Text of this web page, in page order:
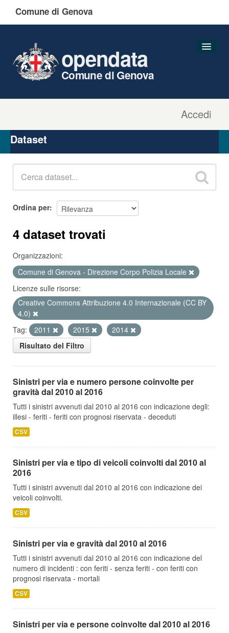
Comune di Genova
Accedi
opendata
Comune di Genova
Organizzazioni
Gruppi
Dataset
Ordina per
4 dataset trovati
Organizzazioni:
Comune di Genova - Direzione Corpo Polizia Locale
Licenze sulle risorse:
Creative Commons Attribuzione 4.0 Internazionale (CC BY
4.0)
Tag:
2011 2015
2014
Risultato del Filtro
Sinistri per via e numero persone coinvolte per
gravità dal 2010 al 2016
Tutti i sinistri avvenuti dal 2010 al 2016 con indicazione degli:
illesi - feriti - feriti con prognosi riservata - deceduti
CSV
Sinistri per via e tipo di veicoli coinvolti dal 2010 al
2016
Tutti i sinistri avvenuti dal 2010 al 2016 con indicazione dei
veicoli coinvolti.
CSV
Sinistri per via e gravità dal 2010 al 2016
Tutti i sinistri avvenuti dal 2010 al 2016 con indicazione del
numero di incidenti : con feriti - senza feriti - con feriti con
prognosi riservata - mortali
CSV
Sinistri per via e persone coinvolte dal 2010 al 2016